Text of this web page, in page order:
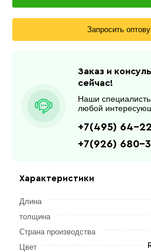
Характеристики
Длина
толщина
Страна производства
Цвет
Запросить
Заказ и
сейчас!
Наши
любой
+7(495) 64-
+7(926) 680-